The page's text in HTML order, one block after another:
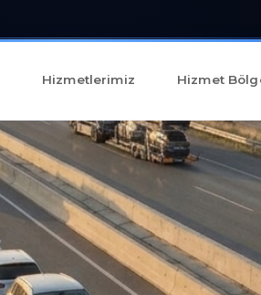
Hizmetlerimiz Hizmet